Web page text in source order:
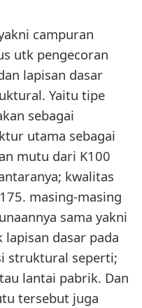
campuran
utk pengecoran
lapisan dasar
Yaitu tipe
sebagai
utama sebagai
mutu dari K100
kwalitas
masing-masing
sama yakni
dasar pada
struktural seperti;
lantai pabrik. Dan
tersebut juga